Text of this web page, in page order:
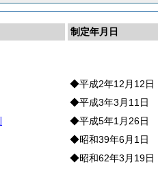
制定年月日
◆平成2年12月12日
◆平成3年3月11日
◆平成5年1月26日
◆昭和39年6月1日
◆昭和62年3月19日